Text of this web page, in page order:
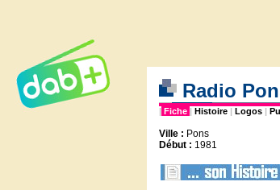
Radio
| Fiche | Histoire | Logos |
Ville : Pons
Début : 1981